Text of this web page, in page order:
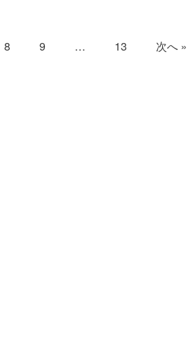
8 9 … 13 次へ »